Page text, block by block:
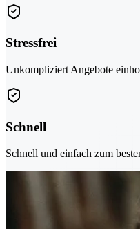
Stressfrei
Unkompliziert Angebote
Schnell
Schnell und einfach zum